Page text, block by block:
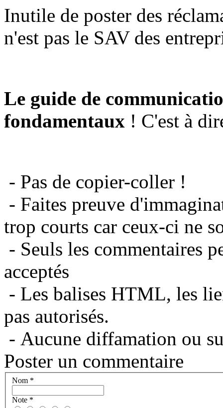
Inutile de poster des
n'est pas le SAV des
Le guide de
fondamentaux ! C'est à
- Pas de copier-coller !
- Faites preuve
trop courts car ceux-ci ne
- Seuls les commentaires
acceptés
- Les balises HTML, les
pas autorisés.
- Aucune diffamation ou
Poster un commentaire
Nom *
Note *